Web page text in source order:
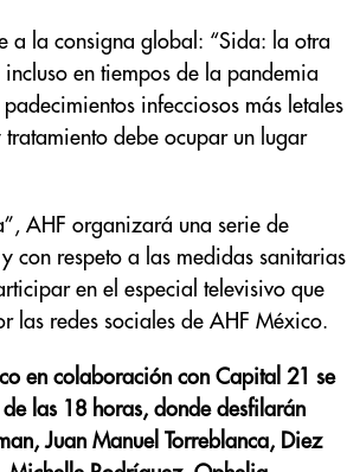
a la consigna global: “Sida: la otra
en tiempos de la pandemia
infecciosos más letales
debe ocupar un lugar
AHF organizará una serie de
con respeto a las medidas sanitarias
en el especial televisivo que
las redes sociales de AHF México.
en colaboración con Capital 21 se
las 18 horas, donde desfilarán
Juan Manuel Torreblanca, Diez